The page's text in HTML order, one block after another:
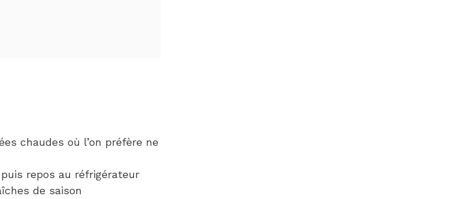
chaudes où l’on préfère ne
repos au réfrigérateur
de saison